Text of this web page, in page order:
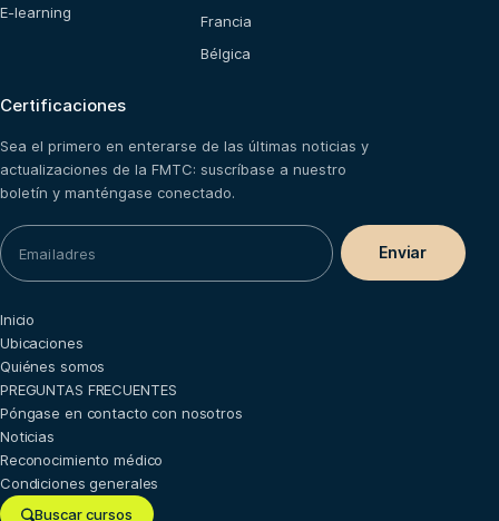
E-learning
Francia
Bélgica
Certificaciones
Sea el primero en enterarse de las últimas noticias y
actualizaciones de la FMTC: suscríbase a nuestro
boletín y manténgase conectado.
Buscar cursos
Inicio
Ubicaciones
Quiénes somos
PREGUNTAS FRECUENTES
Póngase en contacto con nosotros
Noticias
Reconocimiento médico
Condiciones generales